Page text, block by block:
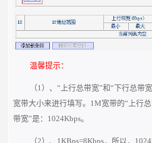
温馨提示：
（1）、“上行总带宽”和“下行总带
宽带大小来进行填写。1M宽带的“上行
带宽”是：1024Kbps。
（2）、1KBps=8Kbps，所以，